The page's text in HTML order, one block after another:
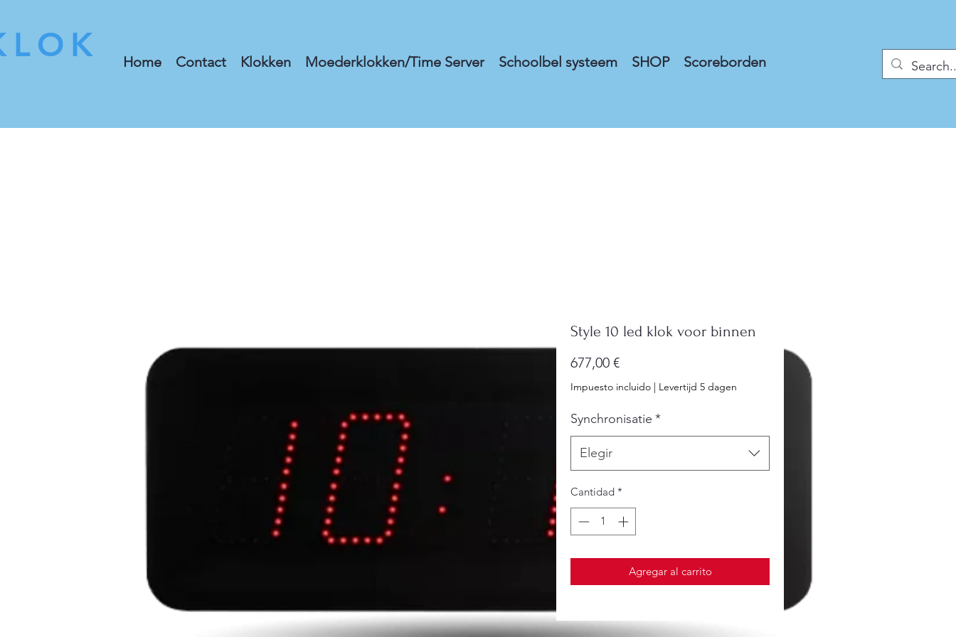
Home Contact Klokken Moederklokken/Time Server Schoolbel systeem SHOP Scoreborden
Style 10 led klok voor binnen
677,00 €Precio
Impuesto incluido | Levertijd 5 dagen
Synchronisatie *
Elegir
Cantidad *
Agregar al carrito